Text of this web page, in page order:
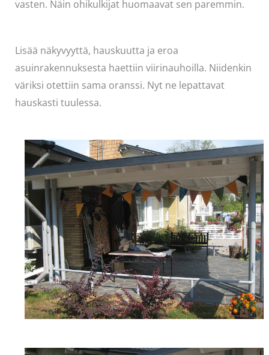
vasten. Näin ohikulkijat huomaavat sen paremmin.
Lisää näkyvyyttä, hauskuutta ja eroa
asuinrakennuksesta haettiin viirinauhoilla. Niidenkin
väriksi otettiin sama oranssi. Nyt ne lepattavat
hauskasti tuulessa.